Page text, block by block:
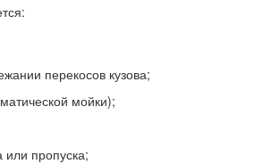
перекосов кузова;
мойки);
или пропуска;